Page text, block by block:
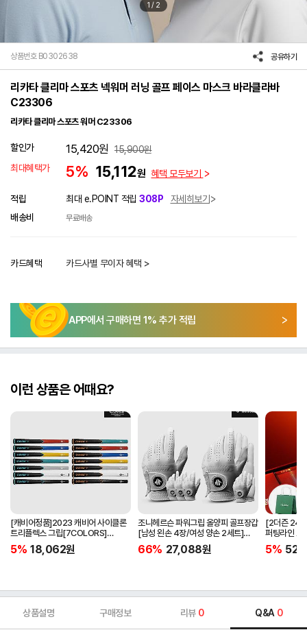
1 / 2
상품번호 B0302638 공유하기
리카타 클리마 스포츠 넥워머 러닝 골프 페이스 마스크 바라클라바
C23306
리카타 클리마 스포츠 워머 C23306
할인가 15,420원 15,900원
최대혜택가
5% 15,112원 혜택 모두보기
적립 최대 e.POINT 적립 308P
자세히보기
배송비
무료배송
카드혜택 카드사별 무이자 혜택 >
APP에서 구매하면 1% 추가 적립
이런 상품은 어때요?
[캐비어정품]2023 캐비어 사이클론
트리플렉스 그립[7COLORS]
[라운드][39g/42g/46g/50g]
[R/S 토크]
5% 18,062원
조니헤르슨 파워그립 올양피 골프장갑
[남성 왼손 4장/여성 양손 2세트]
[화이트][케이스포함]
66% 27,088원
[2더즌 24
퍼팅라인 고
골프
5%
상품설명 구매정보 리뷰 0 Q&A 0